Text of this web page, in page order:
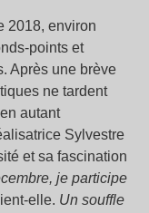
2018, environ
points et
Après une brève
ne tardent
autant
Sylvestre
et sa fascination
je participe
elle. Un souffle